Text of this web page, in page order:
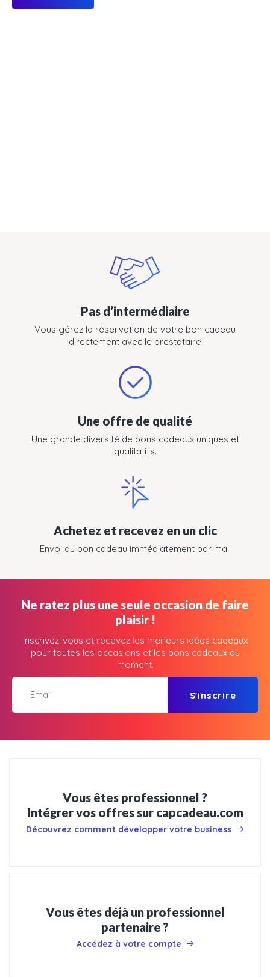
Pas d’intermédiaire
Vous gérez la réservation de votre bon cadeau
directement avec le prestataire
Une offre de qualité
Une grande diversité de bons cadeaux uniques et
qualitatifs.
Achetez et recevez en un clic
Envoi du bon cadeau immédiatement par mail
Ne ratez plus une seule occasion de faire
plaisir !
Inscrivez-vous et recevez les meilleurs idées cadeaux
pour toutes les occasions et les bons cadeaux du
moment.
S'inscrire
Vous êtes professionnel ?
Intégrer vos offres sur capcadeau.com
Découvrez comment développer votre business
Vous êtes déjà un professionnel
partenaire ?
Accédez à votre compte